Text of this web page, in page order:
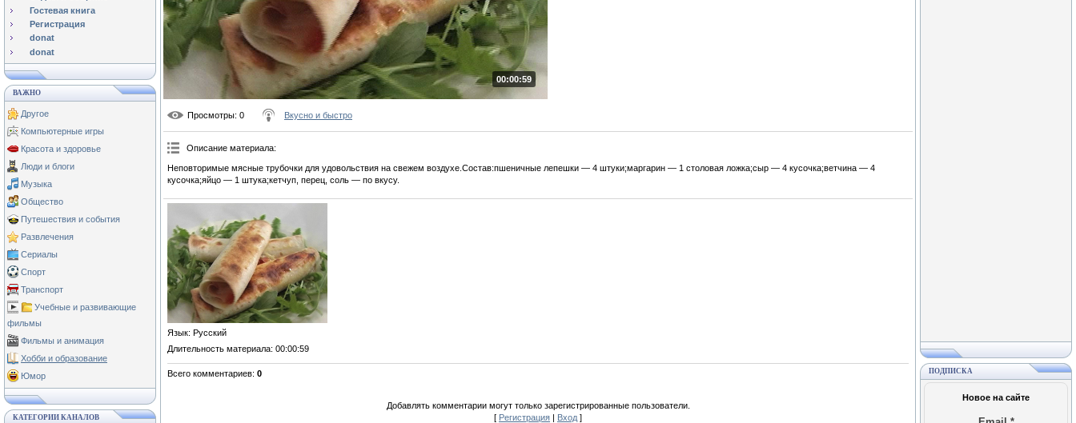
Гостевая книга
Регистрация
donat
donat
ВАЖНО
Другое
Компьютерные игры
Красота и здоровье
Люди и блоги
Музыка
Общество
Путешествия и события
Развлечения
Сериалы
Спорт
Транспорт
Учебные и развивающие
фильмы
Фильмы и анимация
Хобби и образование
Юмор
КАТЕГОРИИ КАНАЛОВ
00:00:59
Просмотры: 0 Вкусно и быстро
Описание материала:
Неповторимые мясные трубочки для удовольствия на свежем воздухе.Состав:пшеничные лепешки — 4 штуки;маргарин — 1 столовая ложка;сыр — 4 кусочка;ветчина — 4
кусочка;яйцо — 1 штука;кетчуп, перец, соль — по вкусу.
Язык: Русский
Длительность материала: 00:00:59
Всего комментариев: 0
Добавлять комментарии могут только зарегистрированные пользователи.
[ Регистрация | Вход ]
ПОДПИСКА
Новое на сайте